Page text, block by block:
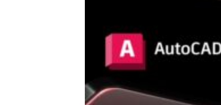
◇ お客様の声
◇ ブログ